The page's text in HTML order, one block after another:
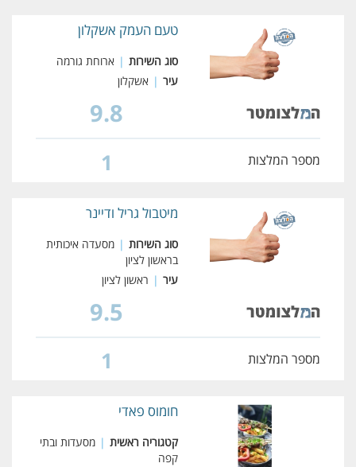
טעם העמק אשקלון
סוג השירות | ארוחת גורמה
עיר | אשקלון
9.8
מספר המלצות 1
מיטבול גריל ודיינר
סוג השירות | מסעדה איכותית
בראשון לציון
עיר | ראשון לציון
9.5
מספר המלצות 1
חומוס פאדי
קטגוריה ראשית | מסעדות ובתי
קפה